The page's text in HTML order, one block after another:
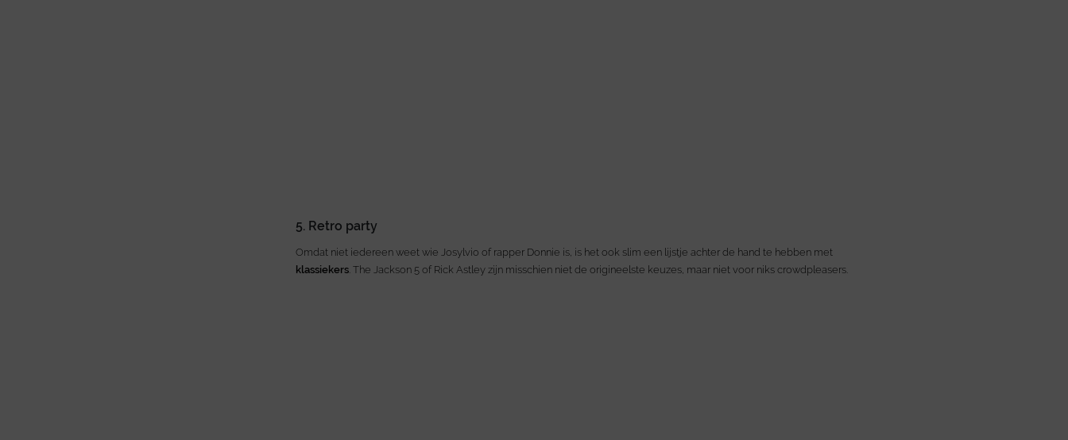
5. Retro party
Omdat niet iedereen weet wie Josylvio of rapper Donnie is, is het ook slim een lijstje achter de hand te hebben met
klassiekers. The Jackson 5 of Rick Astley zijn misschien niet de origineelste keuzes, maar niet voor niks crowdpleasers.